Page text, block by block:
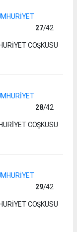
27/42
COŞKUSU
28/42
COŞKUSU
29/42
COŞKUSU